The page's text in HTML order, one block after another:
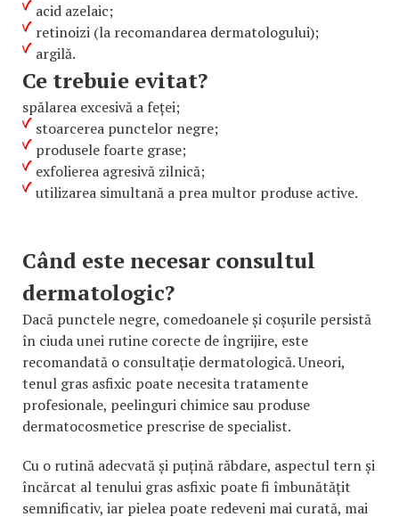
acid azelaic;
retinoizi (la recomandarea dermatologului);
argilă.
Ce trebuie evitat?
spălarea excesivă a feței;
stoarcerea punctelor negre;
produsele foarte grase;
exfolierea agresivă zilnică;
utilizarea simultană a prea multor produse active.
Când este necesar consultul
dermatologic?
Dacă punctele negre, comedoanele și coșurile persistă
în ciuda unei rutine corecte de îngrijire, este
recomandată o consultație dermatologică. Uneori,
tenul gras asfixic poate necesita tratamente
profesionale, peelinguri chimice sau produse
dermatocosmetice prescrise de specialist.
Cu o rutină adecvată și puțină răbdare, aspectul tern și
încărcat al tenului gras asfixic poate fi îmbunătățit
semnificativ, iar pielea poate redeveni mai curată, mai